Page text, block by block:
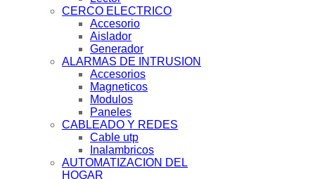
CERCO ELECTRICO
Accesorio
Aislador
Generador
ALARMAS DE INTRUSION
Accesorios
Magneticos
Modulos
Paneles
CABLEADO Y REDES
Cable utp
Inalambricos
AUTOMATIZACION DEL
HOGAR